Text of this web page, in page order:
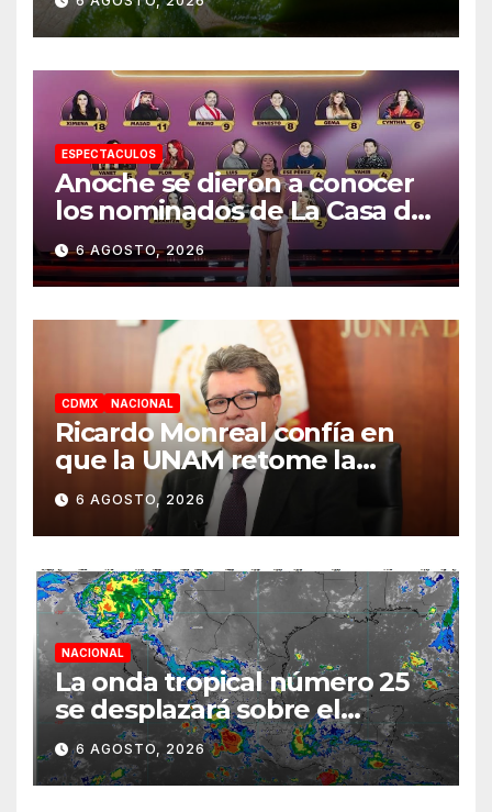
casos
ESPECTACULOS
Anoche se dieron a conocer
los nominados de La Casa de
los Famosos México 2026 en
la segunda semana
6 AGOSTO, 2026
CDMX NACIONAL
Ricardo Monreal confía en
que la UNAM retome la
normalidad e inicie el
semestre mediante el
diálogo
6 AGOSTO, 2026
NACIONAL
La onda tropical número 25
se desplazará sobre el
sureste mexicano
6 AGOSTO, 2026